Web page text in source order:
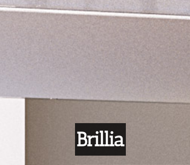
Brillia